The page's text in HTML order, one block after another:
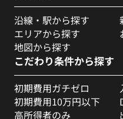
沿線・駅から探す
エリアから探す
地図から探す
こだわり条件から探す
初期費用ガチゼロ
初期費用10万円以下
高所得者のみ